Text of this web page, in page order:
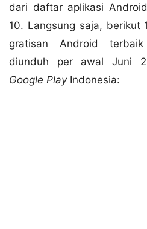
dari daftar aplikasi
10. Langsung saja, berikut
gratisan Android
diunduh per awal Juni
Google PlayIndonesia: